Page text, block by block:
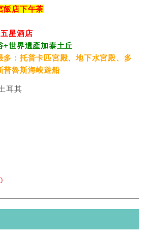
店下午茶
星酒店
世界遺產加泰土丘
：托普卡匹宮殿、地下水宮殿、多
普魯斯海峽遊船
耳其